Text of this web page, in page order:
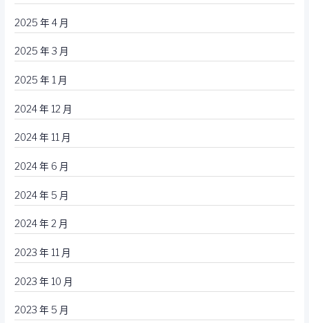
2025 年 4 月
2025 年 3 月
2025 年 1 月
2024 年 12 月
2024 年 11 月
2024 年 6 月
2024 年 5 月
2024 年 2 月
2023 年 11 月
2023 年 10 月
2023 年 5 月